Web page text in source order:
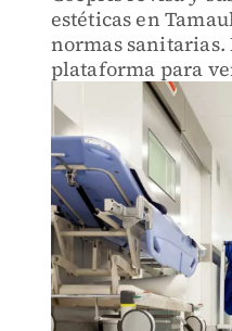
estéticas en
normas
plataforma para
establecimientos